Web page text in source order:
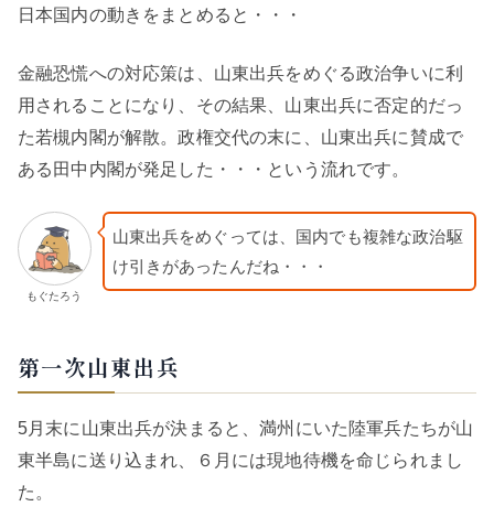
日本国内の動きをまとめると・・・
金融恐慌への対応策は、山東出兵をめぐる政治争いに利
用されることになり、その結果、山東出兵に否定的だっ
た若槻内閣が解散。政権交代の末に、山東出兵に賛成で
ある田中内閣が発足した・・・という流れです。
もぐたろう
山東出兵をめぐっては、国内でも複雑な政治駆
け引きがあったんだね・・・
第一次山東出兵
5月末に山東出兵が決まると、満州にいた陸軍兵たちが山
東半島に送り込まれ、６月には現地待機を命じられまし
た。